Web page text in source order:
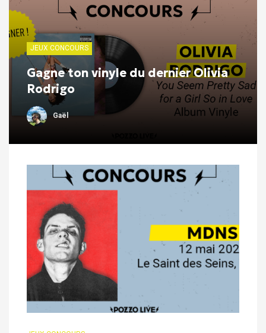
JEUX CONCOURS
Gagne ton vinyle du dernier Olivia
Rodrigo
Gaël